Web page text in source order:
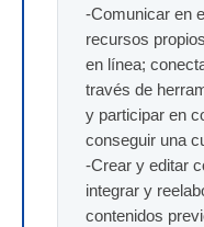
-Comunicar en
recursos
en línea;
través de
y participar en
conseguir una
-Crear y editar
integrar y
contenidos